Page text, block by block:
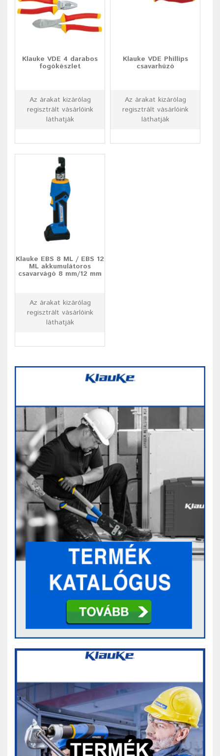
Klauke VDE 4 darabos
fogókészlet
Az árakat kizárólag
regisztrált vásárlóink
láthatják
Klauke VDE Phillips
csavarhúzó
Az árakat kizárólag
regisztrált vásárlóink
láthatják
Klauke EBS 8 ML / EBS 12
ML akkumulátoros
csavarvágó 8 mm/12 mm
Az árakat kizárólag
regisztrált vásárlóink
láthatják